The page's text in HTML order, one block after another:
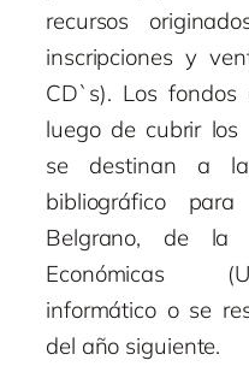
recursos
inscripciones y
CD`s). Los fondos
luego de cubrir los
se destinan a
bibliográfico
Belgrano, de la
Económicas
informático o se
del año siguiente.